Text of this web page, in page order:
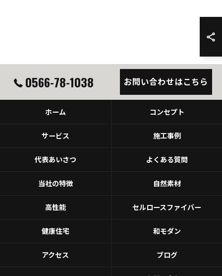
0566-78-1038 お問い合わせはこちら
ホーム コンセプト
サービス 施工事例
代表あいさつ よくある質問
当社の特徴 自然素材
高性能 セルロースファイバー
健康住宅 和モダン
アクセス ブログ